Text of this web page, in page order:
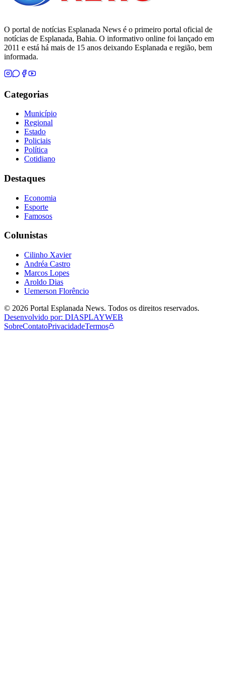
O portal de notícias Esplanada News é o primeiro portal oficial de
notícias de Esplanada, Bahia. O informativo online foi lançado em
2011 e está há mais de 15 anos deixando Esplanada e região, bem
informada.
Categorias
Município
Regional
Estado
Policiais
Política
Cotidiano
Destaques
Economia
Esporte
Famosos
Colunistas
Cilinho Xavier
Andréa Castro
Marcos Lopes
Aroldo Dias
Uemerson Florêncio
© 2026 Portal Esplanada News. Todos os direitos reservados.
Desenvolvido por: DIASPLAYWEB
SobreContatoPrivacidadeTermos